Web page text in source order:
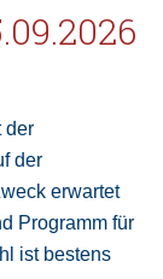
der
der
erwartet
Programm für
ist bestens